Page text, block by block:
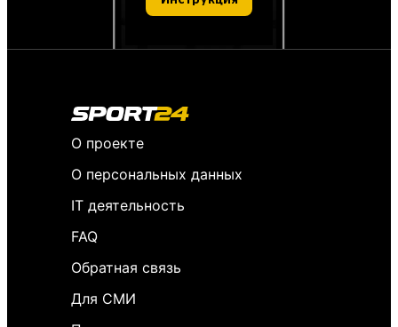
О проекте
О персональных данных
IT деятельность
FAQ
Обратная связь
Для СМИ